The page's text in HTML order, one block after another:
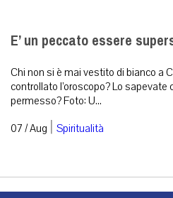
E’ un peccato essere
Chi non si è mai vestito di bianco a
controllato l’oroscopo? Lo
permesso? Foto: U...
07 / Aug | Spiritualità